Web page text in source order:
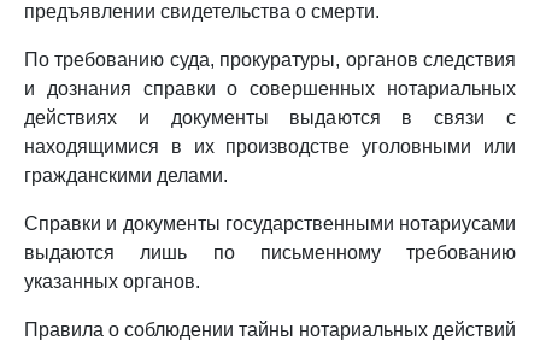
предъявлении свидетельства о смерти.
По требованию суда, прокуратуры, органов следствия
и дознания справки о совершенных нотариальных
действиях и документы выдаются в связи с
находящимися в их производстве уголовными или
гражданскими делами.
Справки и документы государственными нотариусами
выдаются лишь по письменному требованию
указанных органов.
Правила о соблюдении тайны нотариальных действий